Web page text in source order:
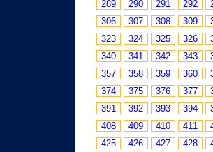
289 290 291 292
306
307 308 309
323
324 325 326
340
341 342 343
357
358 359 360
374
375 376 377
391
392 393 394
408
409 410 411
425
426 427 428